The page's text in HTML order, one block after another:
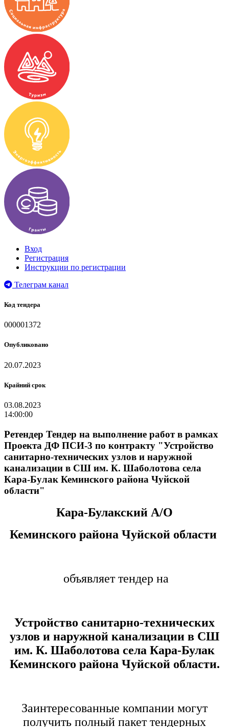
Вход
Регистрация
Инструкции по регистрации
Телеграм канал
Код тендера
000001372
Опубликовано
20.07.2023
Крайний срок
03.08.2023
14:00:00
Ретендер Тендер на выполнение работ в рамках
Проекта ДФ ПСИ-3 по контракту "Устройство
санитарно-технических узлов и наружной
канализации в СШ им. К. Шаболотова села
Кара-Булак Кеминского района Чуйской
области"
Кара-Булакский А/О
Кеминского района Чуйской области
объявляет тендер на
Устройство санитарно-технических
узлов и наружной канализации в СШ
им. К. Шаболотова села Кара-Булак
Кеминского района Чуйской области.
Заинтересованные компании могут
получить полный пакет тендерных